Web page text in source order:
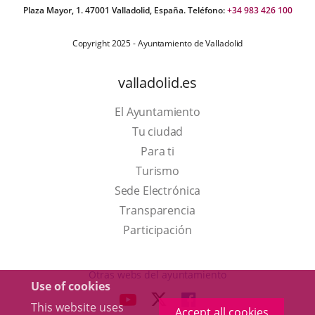
Use of cookies
This website uses
Plaza Mayor, 1. 47001 Valladolid, España. Teléfono:+34 983 426 100
Copyright 2025 - Ayuntamiento de Valladolid
valladolid.es
El Ayuntamiento
Tu ciudad
Para ti
TurismoThis
link
will
open
a
up
Sede Electrónica
Transparencia
Participación
Otras webs del ayuntamiento
LINK LINKLINK